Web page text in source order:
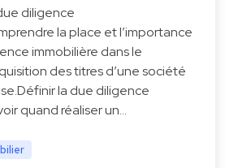
diligence
la place et l’importance
immobilière dans le
des titres d’une société
la due diligence
quand réaliser un…